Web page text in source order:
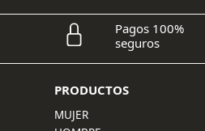
Pagos 100%
seguros
PRODUCTOS
MUJER